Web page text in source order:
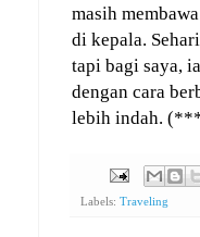
masih
di kepala.
tapi bagi saya,
dengan cara
lebih indah.
Labels: Traveling